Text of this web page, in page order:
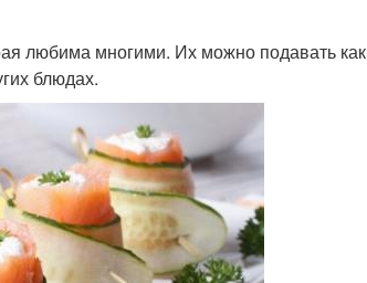
любима многими. Их можно подавать как
блюдах.